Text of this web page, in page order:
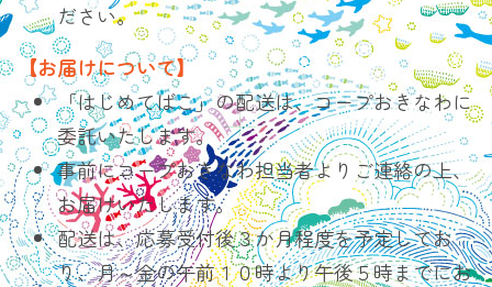
ださい。
【お届けについて】
「はじめてばこ」の配送は、コープおきなわに
委託いたします。
事前にコープおきなわ担当者よりご連絡の上、
お届けいたします。
配送は、応募受付後３か月程度を予定してお
り、月～金の午前１０時より午後５時までにお